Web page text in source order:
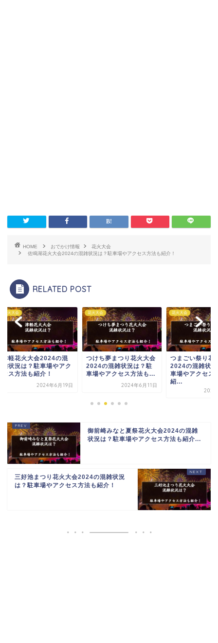
HOME おでかけ情報
花火大会
佐鳴湖花火大会2024の混雑状況は？駐車場やアクセス方法も紹介！
RELATED POST
花火大会2024の混
況は？駐車場やアク
方法も紹介！
2024年6月19日
花火大会
つけち夢まつり花火大会
2024の混雑状況は？駐
車場やアクセス方法も...
2024年6月11日
花火大会
つまごい祭り花火大
2024の混雑状況は
車場やアクセス方法
2024年6
御前崎みなと夏祭花火大会2024の混雑
状況は？駐車場やアクセス方法も紹介...
三好池まつり花火大会2024の混雑状況
は？駐車場やアクセス方法も紹介！